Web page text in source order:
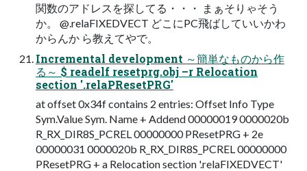
関数のアドレスを探してる・・・ まぁそりゃそう
か。 @.relaFIXEDVECT どこにPC飛ばしていいかわ
からんか ら教えてやで。
Incremental development ～簡単なものから作
る～ $ readelf resetprg.obj –r Relocation
section '.relaPResetPRG'
at offset 0x34f contains 2 entries: Offset Info Type
Sym.Value Sym. Name + Addend 00000019 0000020b
R_RX_DIR8S_PCREL 00000000 PResetPRG + 2e
00000031 0000020b R_RX_DIR8S_PCREL 00000000
PResetPRG + a Relocation section '.relaFIXEDVECT'